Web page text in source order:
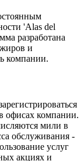
'Alas del
разработана
и
компании.
офисах компании.
мили в
обслуживания -
услуг
акциях и